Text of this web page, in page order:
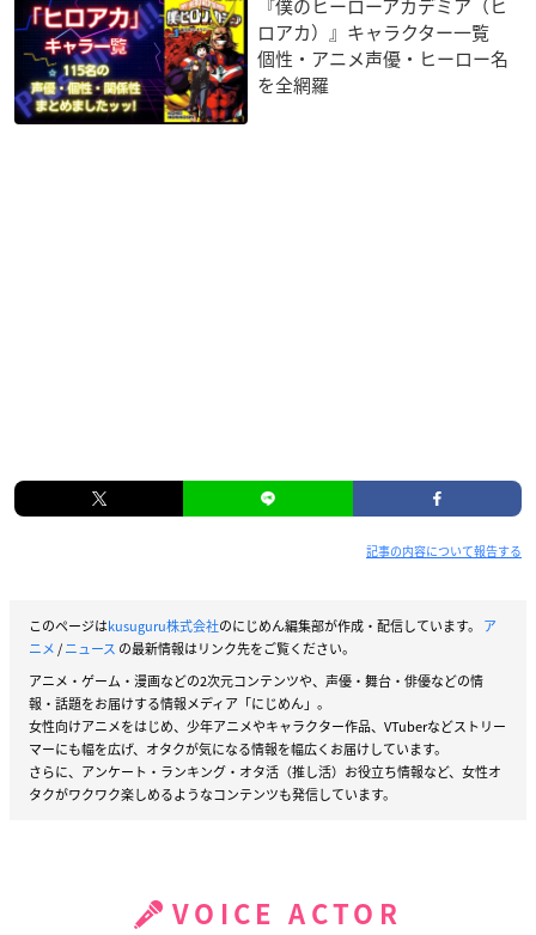
『僕のヒーローアカデミア（ヒ
ロアカ）』キャラクター一覧
個性・アニメ声優・ヒーロー名
を全網羅
記事の内容について報告する
このページはkusuguru株式会社のにじめん編集部が作成・配信しています。 ア
ニメ/ニュース の最新情報はリンク先をご覧ください。
アニメ・ゲーム・漫画などの2次元コンテンツや、声優・舞台・俳優などの情
報・話題をお届けする情報メディア「にじめん」。
女性向けアニメをはじめ、少年アニメやキャラクター作品、VTuberなどストリー
マーにも幅を広げ、オタクが気になる情報を幅広くお届けしています。
さらに、アンケート・ランキング・オタ活（推し活）お役立ち情報など、女性オ
タクがワクワク楽しめるようなコンテンツも発信しています。
VOICE ACTOR